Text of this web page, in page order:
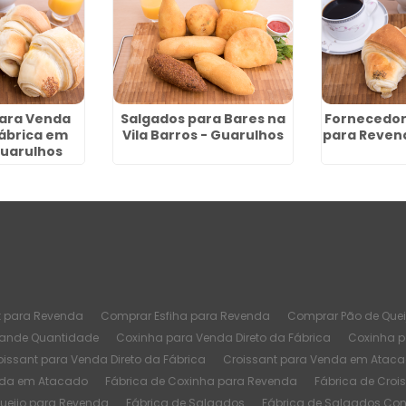
Venda
em
Salgados para Bares na
Vila Barros - Guarulhos
para
Revenda Comprar Esfiha para Revenda Comprar Pão de
Quantidade Coxinha para Venda Direto da Fábrica
Coxinha
para Venda Direto da Fábrica Croissant para Venda em
em Atacado Fábrica de Coxinha para Revenda
Fábrica de
para Revenda Fábrica de Salgados Fábrica de Salgados